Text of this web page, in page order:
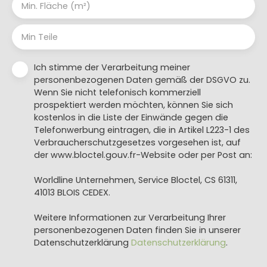
Min. Fläche (m²)
Min Teile
Ich stimme der Verarbeitung meiner
personenbezogenen Daten gemäß der DSGVO zu.
Wenn Sie nicht telefonisch kommerziell
prospektiert werden möchten, können Sie sich
kostenlos in die Liste der Einwände gegen die
Telefonwerbung eintragen, die in Artikel L223-1 des
Verbraucherschutzgesetzes vorgesehen ist, auf
der www.bloctel.gouv.fr-Website oder per Post an:
Worldline Unternehmen, Service Bloctel, CS 61311,
41013 BLOIS CEDEX.
Weitere Informationen zur Verarbeitung Ihrer
personenbezogenen Daten finden Sie in unserer
Datenschutzerklärung Datenschutzerklärung.